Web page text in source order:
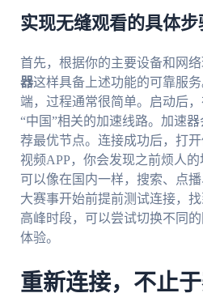
实现无缝观看的具体步
首先，根据你的主要设备和网
器这样具备上述功能的可靠服
端，过程通常很简单。启动后
“中国”相关的加速线路。加速
荐最优节点。连接成功后，打
视频APP，你会发现之前烦人
可以像在国内一样，搜索、点
大赛事开始前提前测试连接，
高峰时段，可以尝试切换不同
体验。
重新连接，不止